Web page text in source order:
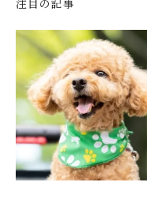
注目の記事